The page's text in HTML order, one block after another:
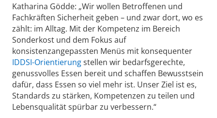
Katharina Gödde: „Wir wollen Betroffenen und
Fachkräften Sicherheit geben – und zwar dort, wo es
zählt: im Alltag. Mit der Kompetenz im Bereich
Sonderkost und dem Fokus auf
konsistenzangepassten Menüs mit konsequenter
IDDSI-Orientierungstellen wir bedarfsgerechte,
genussvolles Essen bereit und schaffen Bewusstsein
dafür, dass Essen so viel mehr ist. Unser Ziel ist es,
Standards zu stärken, Kompetenzen zu teilen und
Lebensqualität spürbar zu verbessern.“